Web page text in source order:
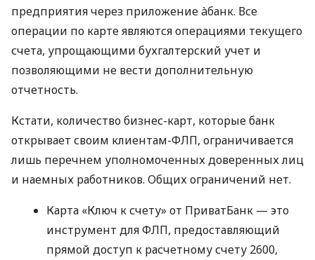
предприятия через приложение àбанк. Все
операции по карте являются операциями текущего
счета, упрощающими бухгалтерский учет и
позволяющими не вести дополнительную
отчетность.
Кстати, количество бизнес-карт, которые банк
открывает своим клиентам-ФЛП, ограничивается
лишь перечнем уполномоченных доверенных лиц
и наемных работников. Общих ограничений нет.
Карта «Ключ к счету» от ПриватБанк — это
инструмент для ФЛП, предоставляющий
прямой доступ к расчетному счету 2600,